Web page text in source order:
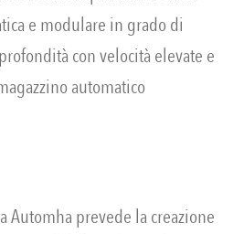
e modulare in grado di
con velocità elevate e
automatico
Automha prevede la creazione